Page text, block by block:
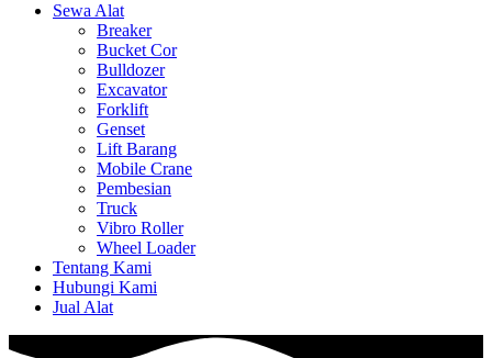
Sewa Alat
Breaker
Bucket Cor
Bulldozer
Excavator
Forklift
Genset
Lift Barang
Mobile Crane
Pembesian
Truck
Vibro Roller
Wheel Loader
Tentang Kami
Hubungi Kami
Jual Alat